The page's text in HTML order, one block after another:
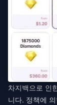
차지백으로 인
니다. 정책에